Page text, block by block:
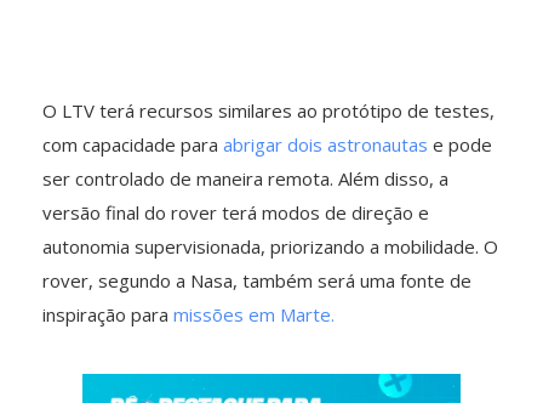
O LTV terá recursos similares ao protótipo de testes,
com capacidade para abrigar dois astronautas e pode
ser controlado de maneira remota. Além disso, a
versão final do rover terá modos de direção e
autonomia supervisionada, priorizando a mobilidade. O
rover, segundo a Nasa, também será uma fonte de
inspiração para missões em Marte.